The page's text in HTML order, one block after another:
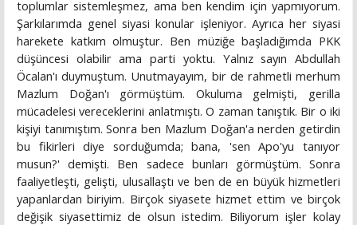
toplumlar sistemleşmez, ama ben kendim için yapmıyorum.
Şarkılarımda genel siyasi konular işleniyor. Ayrıca her siyasi
harekete katkım olmuştur. Ben müziğe başladığımda PKK
düşüncesi olabilir ama parti yoktu. Yalnız sayın Abdullah
Öcalan'ı duymuştum. Unutmayayım, bir de rahmetli merhum
Mazlum Doğan'ı görmüştüm. Okuluma gelmişti, gerilla
mücadelesi vereceklerini anlatmıştı. O zaman tanıştık. Bir o iki
kişiyi tanımıştım. Sonra ben Mazlum Doğan'a nerden getirdin
bu fikirleri diye sorduğumda; bana, 'sen Apo'yu tanıyor
musun?' demişti. Ben sadece bunları görmüştüm. Sonra
faaliyetleşti, gelişti, ulusallaştı ve ben de en büyük hizmetleri
yapanlardan biriyim. Birçok siyasete hizmet ettim ve birçok
değişik siyasettimiz de olsun istedim. Biliyorum işler kolay